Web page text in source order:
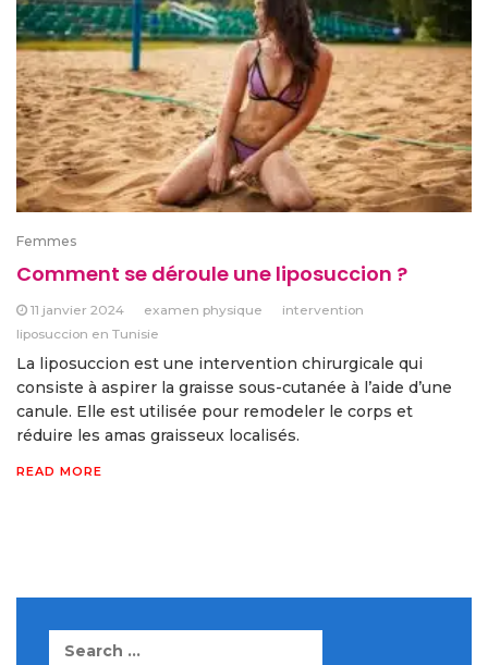
Femmes
Comment se déroule une liposuccion ?
11 janvier 2024 examen physique
intervention
liposuccion en Tunisie
La liposuccion est une intervention chirurgicale qui
consiste à aspirer la graisse sous-cutanée à l’aide d’une
canule. Elle est utilisée pour remodeler le corps et
réduire les amas graisseux localisés.
READ MORE
Search